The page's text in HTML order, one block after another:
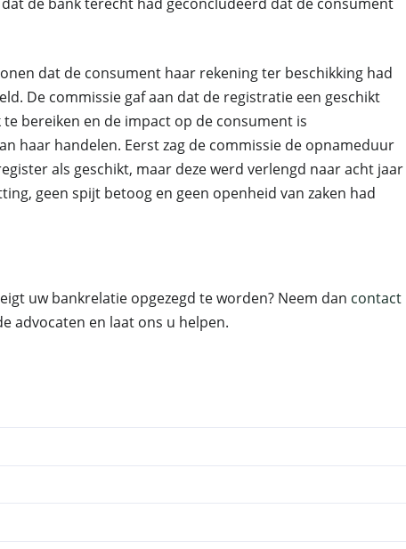
dat de consument haar rekening ter beschikking had
De commissie gaf aan dat de registratie een geschikt
bereiken en de impact op de consument is
haar handelen. Eerst zag de commissie de opnameduur
als geschikt, maar deze werd verlengd naar acht jaar
geen spijt betoog en geen openheid van zaken had
uw bankrelatie opgezegd te worden? Neem dan contact
advocaten en laat ons u helpen.